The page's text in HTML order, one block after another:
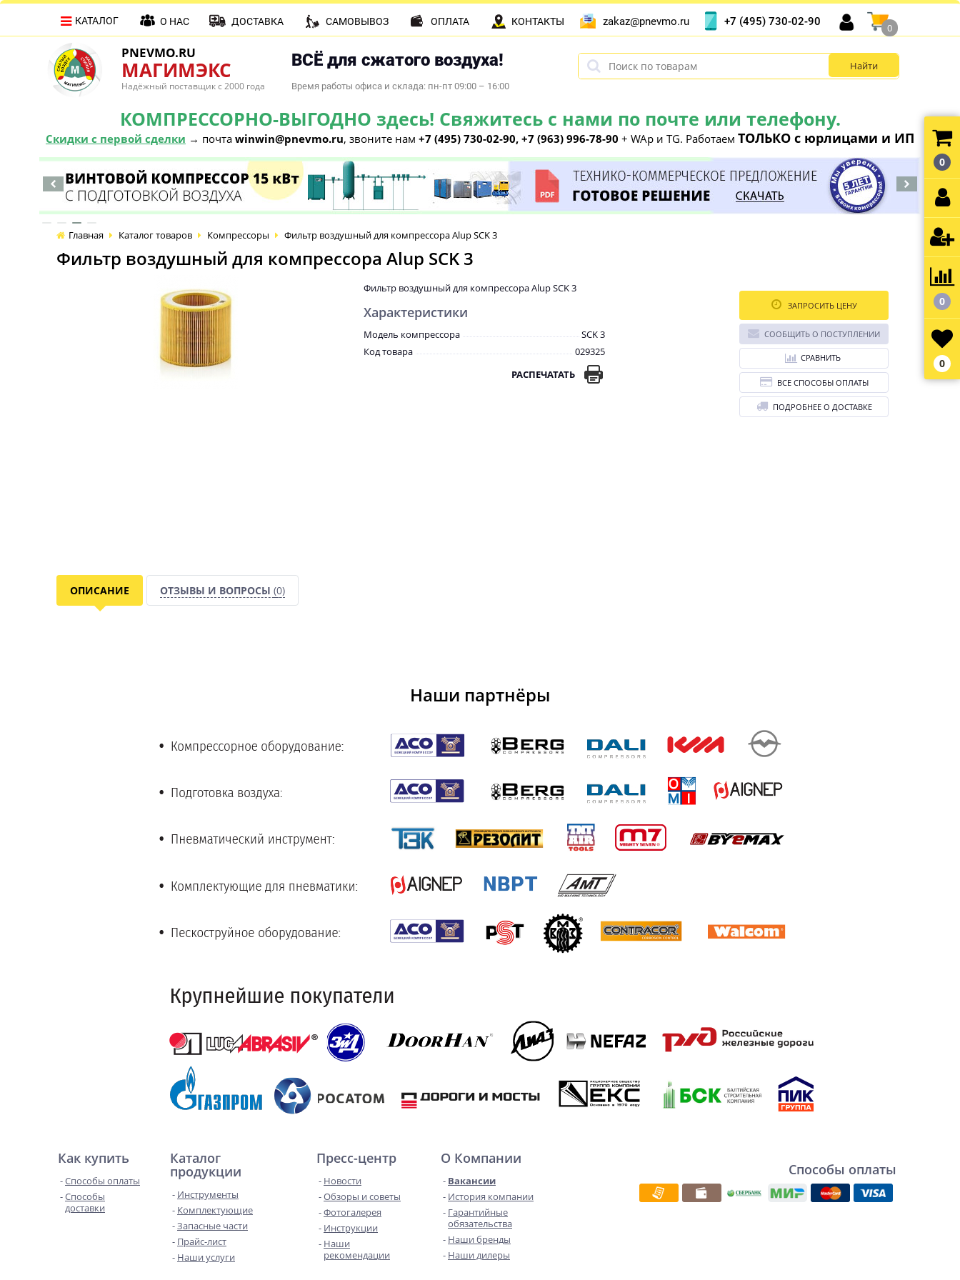
PNEVMO.RU
МАГИМЭКС
Надёжный поставщик с 2000 года
ВСЁ для сжатого воздуха!
Время работы офиса и склада: пн-пт 09:00 – 16:00
КОМПРЕССОРНО-ВЫГОДНО здесь! Свяжитесь с нами по почте или телефону.
Скидки с первой сделки → почта winwin@pnevmo.ru, звоните нам +7 (495) 730-02-90, +7 (963) 996-78-90 + WAp и TG. Работаем ТОЛЬКО с юрлицами и ИП
КАТАЛОГ О НАС ДОСТАВКА САМОВЫВОЗ ОПЛАТА КОНТАКТЫ zakaz@pnevmo.ru +7 (495) 730-02-90
0
Главная Каталог товаров Компрессоры Фильтр воздушный для компрессора Alup SCK 3
Фильтр воздушный для компрессора Alup SCK 3
Фильтр воздушный для компрессора Alup SCK 3
Характеристики
Модель компрессора
SCK 3
Код товара
029325
РАСПЕЧАТАТЬ
ЗАПРОСИТЬ ЦЕНУ
СООБЩИТЬ О ПОСТУПЛЕНИИ
СРАВНИТЬ
ВСЕ СПОСОБЫ ОПЛАТЫ
ПОДРОБНЕЕ О ДОСТАВКЕ
ОПИСАНИЕ ОТЗЫВЫ И ВОПРОСЫ (0)
Наши партнёры
Как купить
Способы оплаты
Способы
доставки
Каталог
продукции
Инструменты
Комплектующие
Запасные части
Прайс-лист
Наши услуги
Пресс-центр
Новости
Обзоры и советы
Фотогалерея
Инструкции
Наши
рекомендации
О Компании
Вакансии
История компании
Гарантийные
обязательства
Наши бренды
Наши дилеры
Способы оплаты
0
0
0